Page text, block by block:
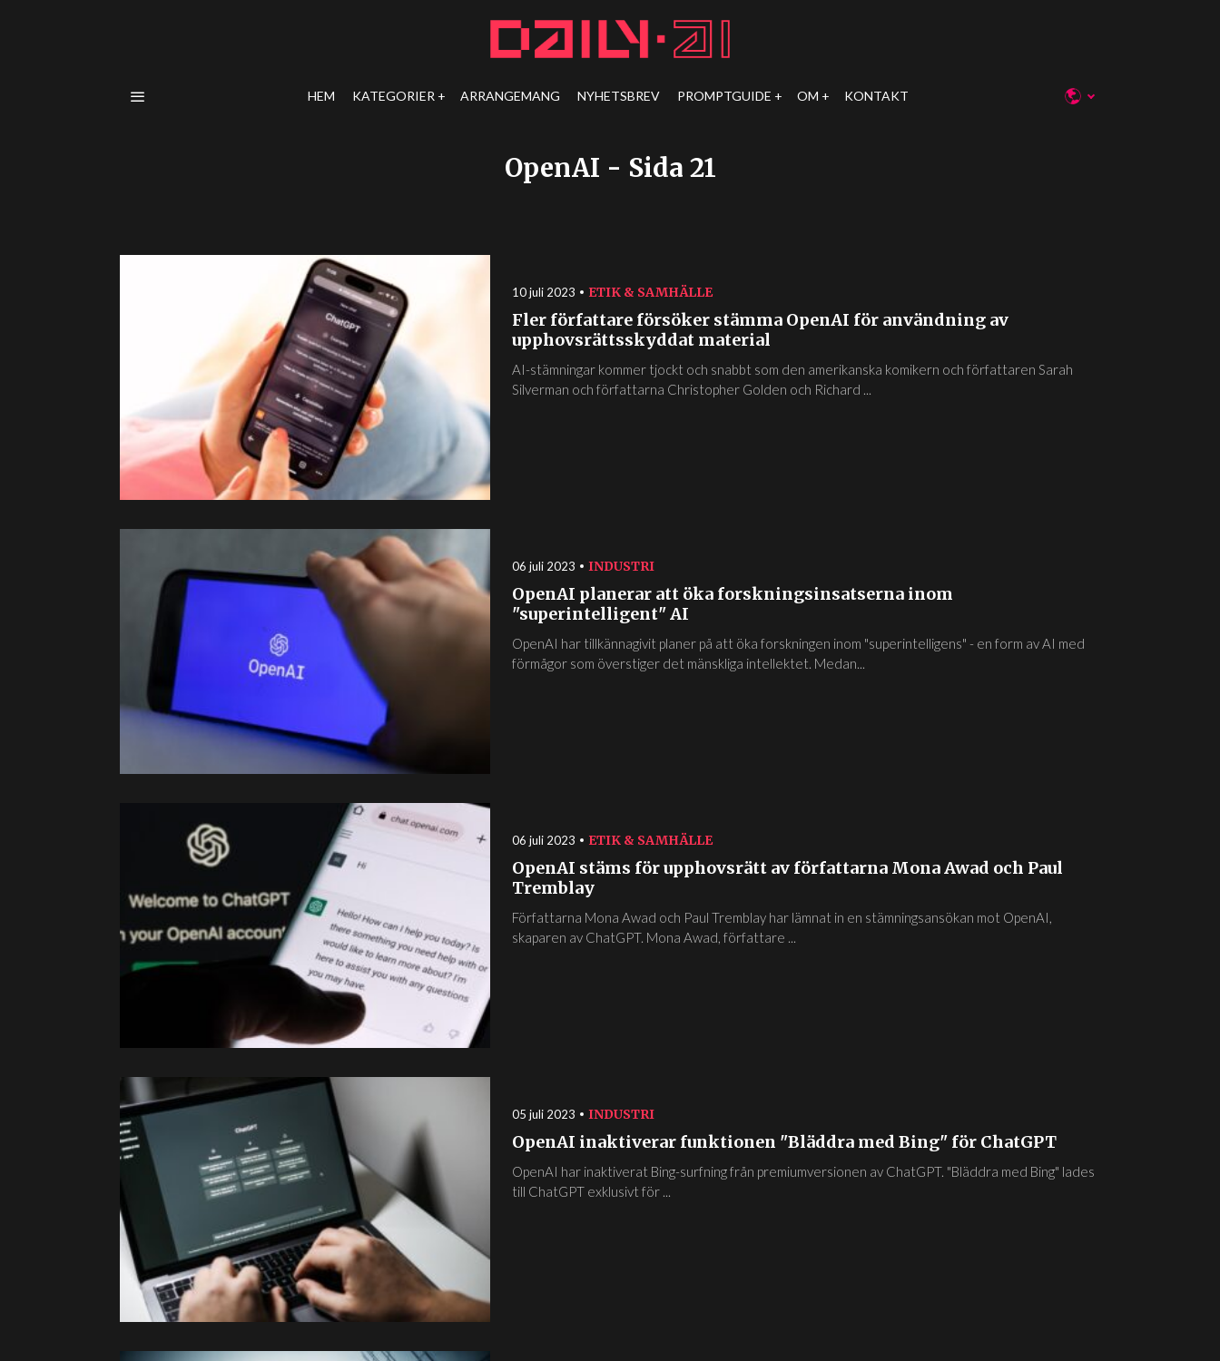
HEM KATEGORIER ARRANGEMANG NYHETSBREV PROMPTGUIDE OM KONTAKT
OpenAI - Sida 21
10 juli 2023 ETIK & SAMHÄLLE
Fler författare försöker stämma OpenAI för användning av
upphovsrättsskyddat material
AI-stämningar kommer tjockt och snabbt som den amerikanska komikern och författaren Sarah
Silverman och författarna Christopher Golden och Richard ...
06 juli 2023 INDUSTRI
OpenAI planerar att öka forskningsinsatserna inom
"superintelligent" AI
OpenAI har tillkännagivit planer på att öka forskningen inom "superintelligens" - en form av AI med
förmågor som överstiger det mänskliga intellektet. Medan...
06 juli 2023 ETIK & SAMHÄLLE
OpenAI stäms för upphovsrätt av författarna Mona Awad och Paul
Tremblay
Författarna Mona Awad och Paul Tremblay har lämnat in en stämningsansökan mot OpenAI,
skaparen av ChatGPT. Mona Awad, författare ...
05 juli 2023 INDUSTRI
OpenAI inaktiverar funktionen "Bläddra med Bing" för ChatGPT
OpenAI har inaktiverat Bing-surfning från premiumversionen av ChatGPT. "Bläddra med Bing" lades
till ChatGPT exklusivt för ...